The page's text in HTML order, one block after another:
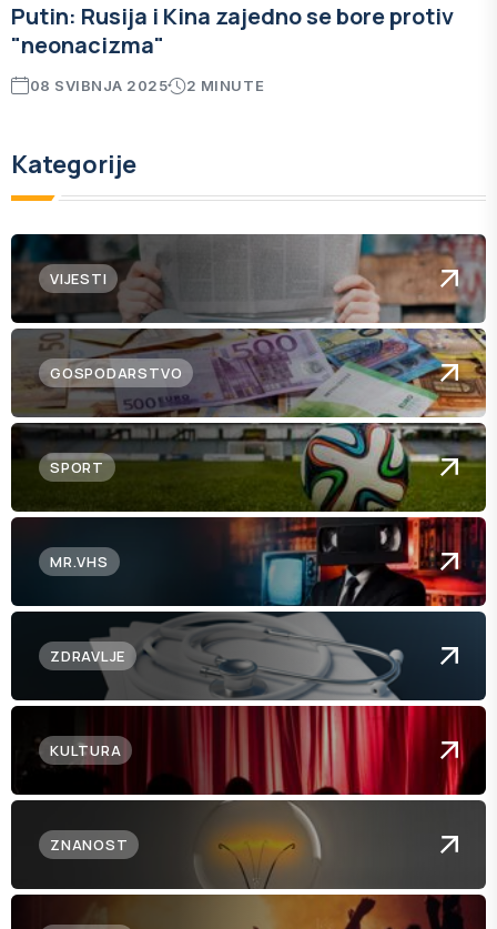
Putin: Rusija i Kina zajedno se bore protiv
"neonacizma"
08 SVIBNJA 2025 2 MINUTE
Kategorije
VIJESTI
GOSPODARSTVO
SPORT
MR.VHS
ZDRAVLJE
KULTURA
ZNANOST